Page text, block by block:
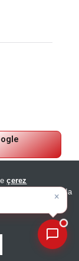
çerez
kapsamında
Metnimizi
uyarı!
×
manşetleri